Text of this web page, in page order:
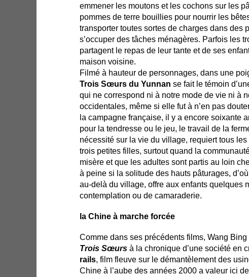
emmener les moutons et les cochons sur les
pommes de terre bouillies pour nourrir les
transporter toutes sortes de charges dans des
s’occuper des tâches ménagères. Parfois les
partagent le repas de leur tante et de ses
maison voisine.
Filmé à hauteur de personnages, dans une
Trois Sœurs du Yunnan se fait le témoin
qui ne correspond ni à notre mode de vie ni à
occidentales, même si elle fut à n’en pas
la campagne française, il y a encore soixante
pour la tendresse ou le jeu, le travail de la
nécessité sur la vie du village, requiert tous
trois petites filles, surtout quand la
misère et que les adultes sont partis au loin
à peine si la solitude des hauts pâturages,
au-delà du village, offre aux enfants quelques
contemplation ou de camaraderie.
la Chine à marche forcée
Comme dans ses précédents films, Wang
Trois Sœurs à la chronique d’une société en
rails, film fleuve sur le démantèlement des
Chine à l’aube des années 2000 a valeur ici